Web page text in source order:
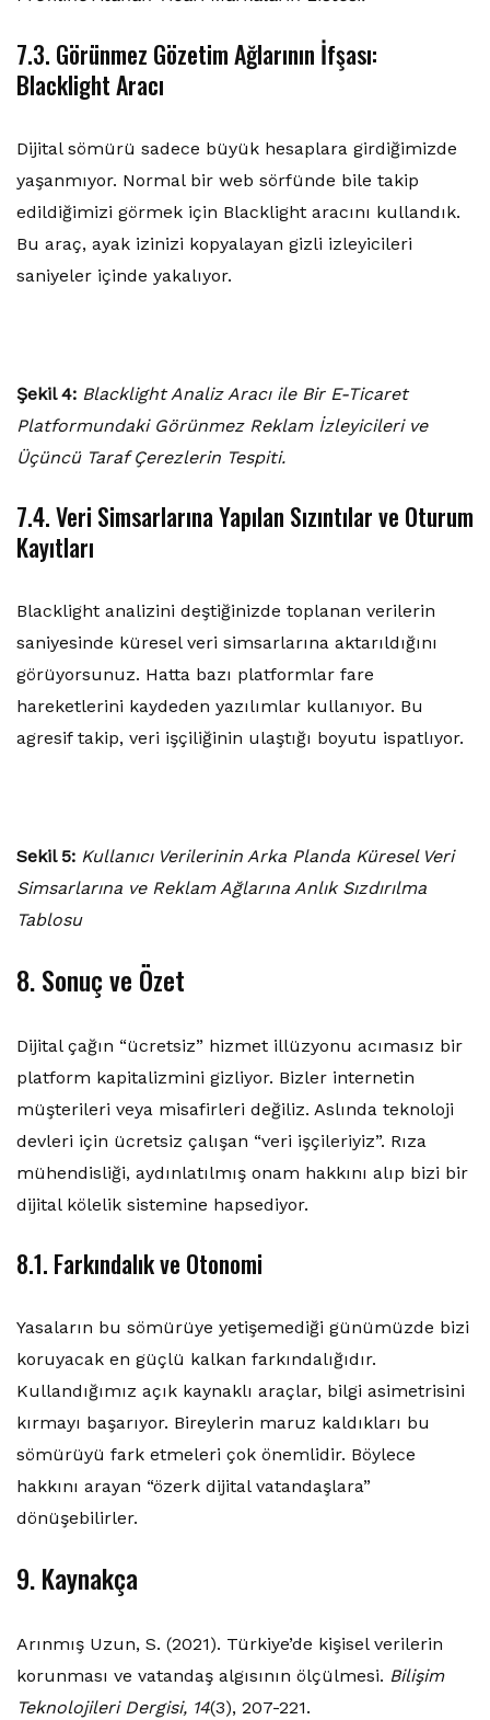
7.3. Görünmez Gözetim Ağlarının İfşası:
Blacklight Aracı
Dijital sömürü sadece büyük hesaplara girdiğimizde
yaşanmıyor. Normal bir web sörfünde bile takip
edildiğimizi görmek için Blacklight aracını kullandık.
Bu araç, ayak izinizi kopyalayan gizli izleyicileri
saniyeler içinde yakalıyor.
Şekil 4: Blacklight Analiz Aracı ile Bir E-Ticaret
Platformundaki Görünmez Reklam İzleyicileri ve
Üçüncü Taraf Çerezlerin Tespiti.
7.4. Veri Simsarlarına Yapılan Sızıntılar ve Oturum
Kayıtları
Blacklight analizini deştiğinizde toplanan verilerin
saniyesinde küresel veri simsarlarına aktarıldığını
görüyorsunuz. Hatta bazı platformlar fare
hareketlerini kaydeden yazılımlar kullanıyor. Bu
agresif takip, veri işçiliğinin ulaştığı boyutu ispatlıyor.
Sekil 5: Kullanıcı Verilerinin Arka Planda Küresel Veri
Simsarlarına ve Reklam Ağlarına Anlık Sızdırılma
Tablosu
8. Sonuç ve Özet
Dijital çağın “ücretsiz” hizmet illüzyonu acımasız bir
platform kapitalizmini gizliyor. Bizler internetin
müşterileri veya misafirleri değiliz. Aslında teknoloji
devleri için ücretsiz çalışan “veri işçileriyiz”. Rıza
mühendisliği, aydınlatılmış onam hakkını alıp bizi bir
dijital kölelik sistemine hapsediyor.
8.1. Farkındalık ve Otonomi
Yasaların bu sömürüye yetişemediği günümüzde bizi
koruyacak en güçlü kalkan farkındalığıdır.
Kullandığımız açık kaynaklı araçlar, bilgi asimetrisini
kırmayı başarıyor. Bireylerin maruz kaldıkları bu
sömürüyü fark etmeleri çok önemlidir. Böylece
hakkını arayan “özerk dijital vatandaşlara”
dönüşebilirler.
9. Kaynakça
Arınmış Uzun, S. (2021). Türkiye’de kişisel verilerin
korunması ve vatandaş algısının ölçülmesi. Bilişim
Teknolojileri Dergisi, 14(3), 207-221.